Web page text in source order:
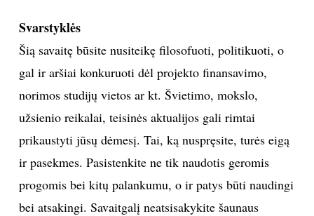
Svarstyklės
Šią savaitę būsite nusiteikę filosofuoti, politikuoti, o
gal ir aršiai konkuruoti dėl projekto finansavimo,
norimos studijų vietos ar kt. Švietimo, mokslo,
užsienio reikalai, teisinės aktualijos gali rimtai
prikaustyti jūsų dėmesį. Tai, ką nuspręsite, turės eigą
ir pasekmes. Pasistenkite ne tik naudotis geromis
progomis bei kitų palankumu, o ir patys būti naudingi
bei atsakingi. Savaitgalį neatsisakykite šaunaus